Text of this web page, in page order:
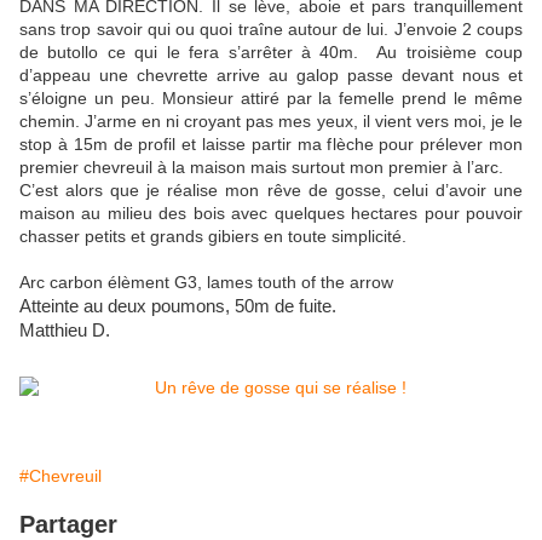
DANS MA DIRECTION. Il se lève, aboie et pars tranquillement
sans trop savoir qui ou quoi traîne autour de lui. J’envoie 2 coups
de butollo ce qui le fera s’arrêter à 40m. Au troisième coup
d’appeau une chevrette arrive au galop passe devant nous et
s’éloigne un peu. Monsieur attiré par la femelle prend le même
chemin. J’arme en ni croyant pas mes yeux, il vient vers moi, je le
stop à 15m de profil et laisse partir ma flèche pour prélever mon
premier chevreuil à la maison mais surtout mon premier à l’arc.
C’est alors que je réalise mon rêve de gosse, celui d’avoir une
maison au milieu des bois avec quelques hectares pour pouvoir
chasser petits et grands gibiers en toute simplicité.
Arc carbon élèment G3, lames touth of the arrow
Atteinte au deux poumons, 50m de fuite.
Matthieu D.
#Chevreuil
Partager